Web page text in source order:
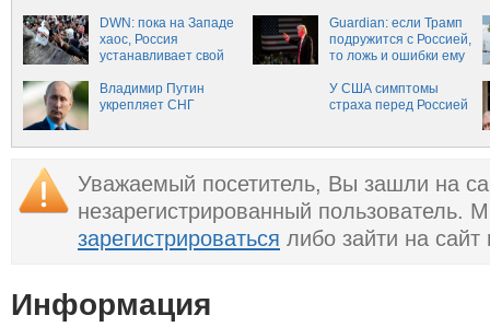
новости России и
мира за последний
час
DWN: пока на Западе
хаос, Россия
устанавливает свой
Востоке
Guardian: если Трамп
подружится с Россией,
то ложь и ошибки ему
Владимир Путин
укрепляет СНГ
У США симптомы
страха перед Россией
Уважаемый посетитель, Вы зашли на
незарегистрированный
зарегистрироваться либо зайти на
Информация